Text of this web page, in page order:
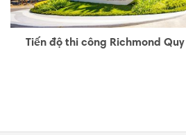
Tiến độ thi công Richmond